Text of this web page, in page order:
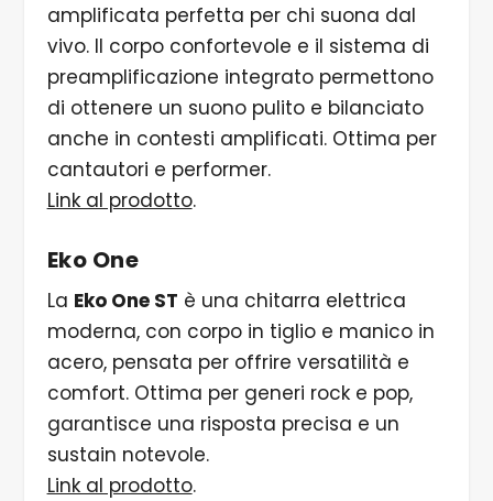
amplificata perfetta per chi suona dal
vivo. Il corpo confortevole e il sistema di
preamplificazione integrato permettono
di ottenere un suono pulito e bilanciato
anche in contesti amplificati. Ottima per
cantautori e performer.
Link al prodotto.
Eko One
La Eko One ST è una chitarra elettrica
moderna, con corpo in tiglio e manico in
acero, pensata per offrire versatilità e
comfort. Ottima per generi rock e pop,
garantisce una risposta precisa e un
sustain notevole.
Link al prodotto.